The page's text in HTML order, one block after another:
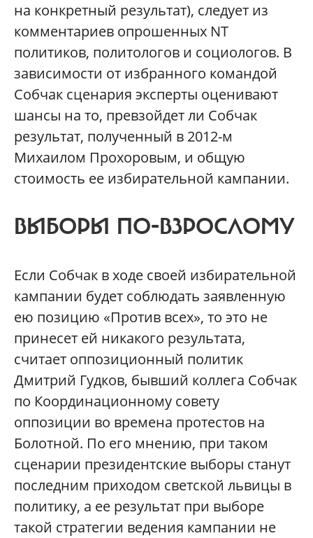
на конкретный результат), следует из
комментариев опрошенных NT
политиков, политологов и социологов. В
зависимости от избранного командой
Собчак сценария эксперты оценивают
шансы на то, превзойдет ли Собчак
результат, полученный в 2012-м
Михаилом Прохоровым, и общую
стоимость ее избирательной кампании.
ВЫБОРЫ ПО-ВЗРОСЛОМУ
Если Собчак в ходе своей избирательной
кампании будет соблюдать заявленную
ею позицию «Против всех», то это не
принесет ей никакого результата,
считает оппозиционный политик
Дмитрий Гудков, бывший коллега Собчак
по Координационному совету
оппозиции во времена протестов на
Болотной. По его мнению, при таком
сценарии президентские выборы станут
последним приходом светской львицы в
политику, а ее результат при выборе
такой стратегии ведения кампании не